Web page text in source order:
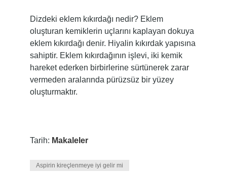
Dizdeki eklem kıkırdağı nedir? Eklem
oluşturan kemiklerin uçlarını kaplayan dokuya
eklem kıkırdağı denir. Hiyalin kıkırdak yapısına
sahiptir. Eklem kıkırdağının işlevi, iki kemik
hareket ederken birbirlerine sürtünerek zarar
vermeden aralarında pürüzsüz bir yüzey
oluşturmaktır.
Tarih: Makaleler
Aspirin kireçlenmeye iyi gelir mi